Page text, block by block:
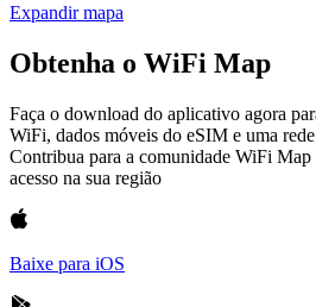
Expandir mapa
Obtenha o WiFi Map
Faça o download do aplicativo agora
WiFi, dados móveis do eSIM e uma
Contribua para a comunidade WiFi
acesso na sua região
Baixe para iOS